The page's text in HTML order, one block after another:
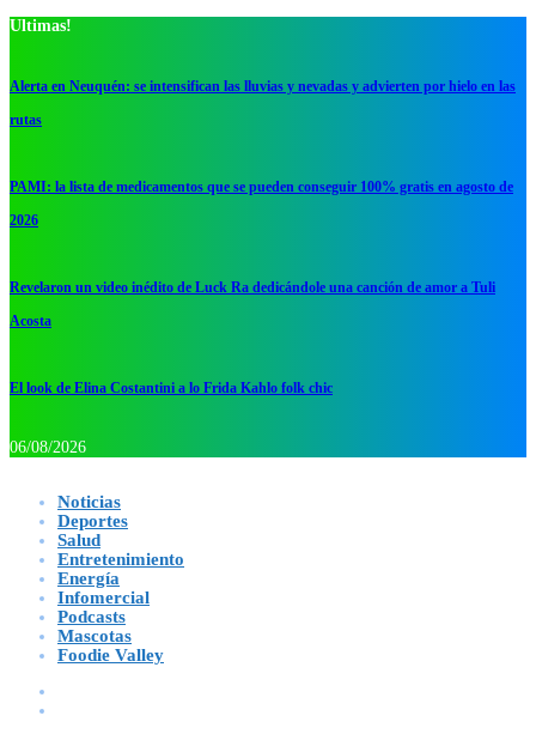
Ultimas!
Alerta en Neuquén: se intensifican las lluvias y nevadas y advierten por hielo en las
rutas
PAMI: la lista de medicamentos que se pueden conseguir 100% gratis en agosto de
2026
Revelaron un video inédito de Luck Ra dedicándole una canción de amor a Tuli
Acosta
El look de Elina Costantini a lo Frida Kahlo folk chic
06/08/2026
Noticias
Deportes
Salud
Entretenimiento
Energía
Infomercial
Podcasts
Mascotas
Foodie Valley